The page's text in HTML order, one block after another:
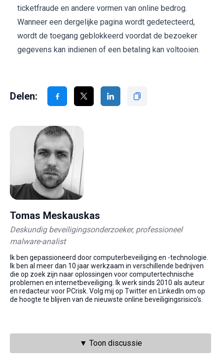
ticketfraude en andere vormen van online bedrog.
Wanneer een dergelijke pagina wordt gedetecteerd,
wordt de toegang geblokkeerd voordat de bezoeker
gegevens kan indienen of een betaling kan voltooien.
Delen:
Tomas Meskauskas
Deskundig beveiligingsonderzoeker, professioneel
malware-analist
Ik ben gepassioneerd door computerbeveiliging en -technologie.
Ik ben al meer dan 10 jaar werkzaam in verschillende bedrijven
die op zoek zijn naar oplossingen voor computertechnische
problemen en internetbeveiliging. Ik werk sinds 2010 als auteur
en redacteur voor PCrisk. Volg mij op Twitter en LinkedIn om op
de hoogte te blijven van de nieuwste online beveiligingsrisico's.
▼ Toon discussie